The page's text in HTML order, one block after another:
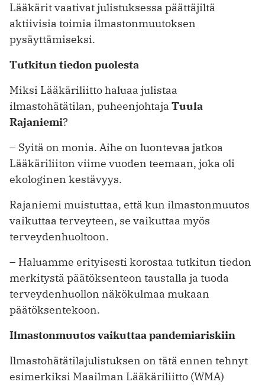
Lääkärit vaativat julistuksessa päättäjiltä
aktiivisia toimia ilmastonmuutoksen
pysäyttämiseksi.
Tutkitun tiedon puolesta
Miksi Lääkäriliitto haluaa julistaa
ilmastohätätilan, puheenjohtaja Tuula
Rajaniemi?
– Syitä on monia. Aihe on luontevaa jatkoa
Lääkäriliiton viime vuoden teemaan, joka oli
ekologinen kestävyys.
Rajaniemi muistuttaa, että kun ilmastonmuutos
vaikuttaa terveyteen, se vaikuttaa myös
terveydenhuoltoon.
– Haluamme erityisesti korostaa tutkitun tiedon
merkitystä päätöksenteon taustalla ja tuoda
terveydenhuollon näkökulmaa mukaan
päätöksentekoon.
Ilmastonmuutos vaikuttaa pandemiariskiin
Ilmastohätätilajulistuksen on tätä ennen tehnyt
esimerkiksi Maailman Lääkäriliitto (WMA)